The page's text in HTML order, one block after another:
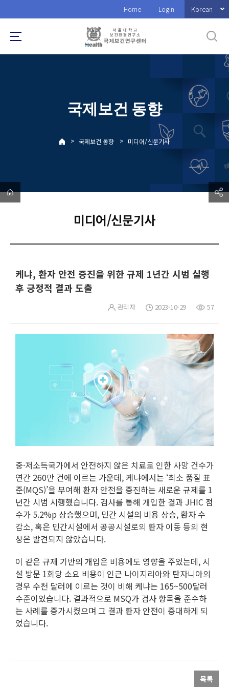
로
메
Home Login Korean
국제보건 동향
> 국제보건 동향 > 미디어/신문기사
미디어/신문기사
케냐, 환자 안전 증진을 위한 규제 1년간 시범 실행
후 긍정적 결과 도출
관리자 2023-10-29 57
중·저소득국가에서 안전하지 않은 치료로 인한 사망 건수가
연간 260만 건에 이르는 가운데, 케냐에서는 ‘최소 품질 표
준(MQS)’을 부여해 환자 안전을 증진하는 새로운 규제를 1
년간 시범 시행했습니다. 검사를 통해 개입한 결과 JHIC 점
수가 5.2%p 상승했으며, 민간 시설의 비용 상승, 환자 수
감소, 혹은 민간시설에서 공공시설로의 환자 이동 등의 현
상은 발견되지 않았습니다.
이 같은 규제 기반의 개입은 비용에도 영향을 주었는데, 시
설 방문 1회당 소요 비용이 인근 나이지리아와 탄자니아의
경우 수천 달러에 이르는 것이 비해 케냐는 165~500달러
수준이었습니다. 결과적으로 MSQ가 검사 항목을 준수하
는 사례를 증가시켰으며 그 결과 환자 안전이 증대하게 되
었습니다.
목록